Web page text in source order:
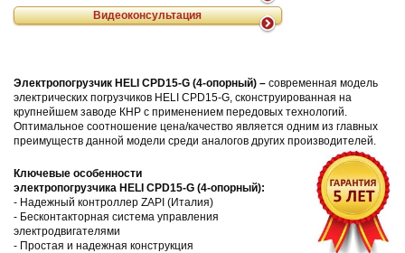
Видеоконсультация
Электропогрузчик HELI CPD15-G (4-опорный) – современная модель
электрических погрузчиков­­­­­­­­­­­­­­­­­ HELI CPD15-G, сконструированная на
крупнейшем заводе КНР с применением передовых технологий.
Оптимальное соотношение цена/качество является одним из главных
преимуществ данной модели среди аналогов других производителей.
Ключевые особенности
электропогрузчика HELI CPD15-G (4-опорный):
- Надежный контроллер ZAPI (Италия)
- Бесконтакторная система управления
электродвигателями
- Простая и надежная конструкция